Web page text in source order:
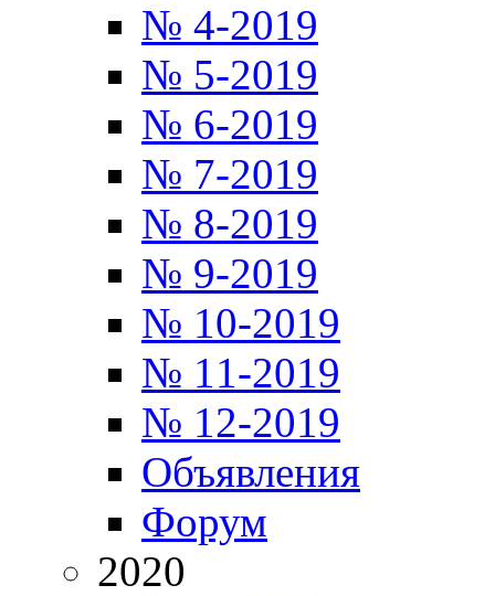
№ 4-2019
№ 5-2019
№ 6-2019
№ 7-2019
№ 8-2019
№ 9-2019
№ 10-2019
№ 11-2019
№ 12-2019
Объявления
Форум
2020